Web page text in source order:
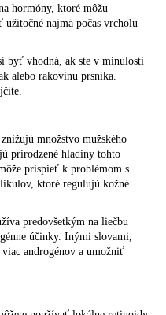
hormóny, ktoré môžu
najmä počas vrcholu
byť vhodná, ak ste v minulosti
alebo rakovinu prsníka.
množstvo mužského
prirodzené hladiny tohto
prispieť k problémom s
ktoré regulujú kožné
predovšetkým na liečbu
účinky. Inými slovami,
androgénov a umožniť